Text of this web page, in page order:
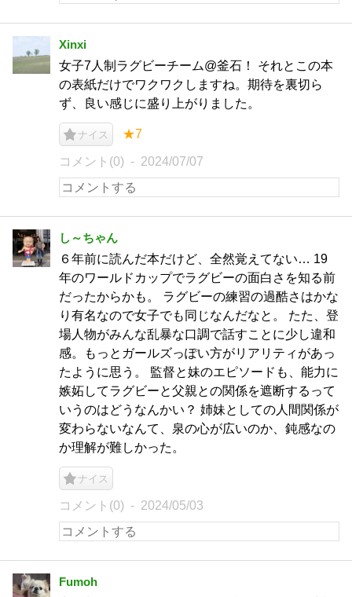
Xinxi
女子7人制ラグビーチーム@釜石！ それとこの本
の表紙だけでワクワクしますね。期待を裏切ら
ず、良い感じに盛り上がりました。
ナイス ★7
コメント(0) 2024/07/07
し～ちゃん
６年前に読んだ本だけど、全然覚えてない… 19
年のワールドカップでラグビーの面白さを知る前
だったからかも。 ラグビーの練習の過酷さはかな
り有名なので女子でも同じなんだなと。 たた、登
場人物がみんな乱暴な口調で話すことに少し違和
感。もっとガールズっぽい方がリアリティがあっ
たように思う。 監督と妹のエピソードも、能力に
嫉妬してラグビーと父親との関係を遮断するって
いうのはどうなんかい？ 姉妹としての人間関係が
変わらないなんて、泉の心が広いのか、鈍感なの
か理解が難しかった。
ナイス
コメント(0) 2024/05/03
Fumoh